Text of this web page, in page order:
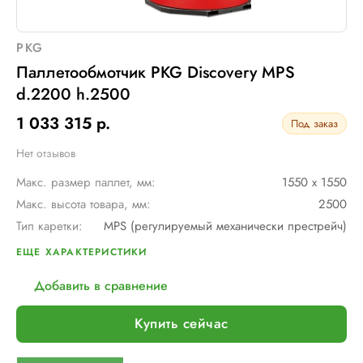
PKG
Паллетообмотчик PKG Discovery MPS
d.2200 h.2500
1 033 315 р.
Под заказ
Нет отзывов
Макс. размер паллет, мм:
1550 х 1550
Макс. высота товара, мм:
2500
Тип каретки:
MPS (регулируемый механически престрейч)
Скорость обмотки:
Мин. размер паллет, мм:
Тип питания:
220 В
Макс. вес рулона с пленкой, кг:
16
Макс. внеш. диаметр рулона с пленкой, мм:
ЕЩЕ ХАРАКТЕРИСТИКИ
Добавить в сравнение
Купить сейчас